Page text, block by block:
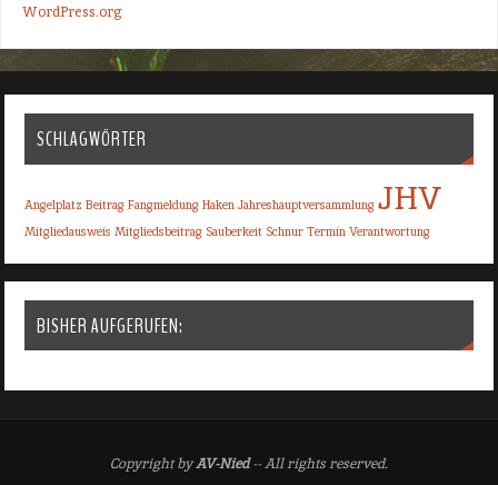
WordPress.org
SCHLAGWÖRTER
Angelplatz Beitrag Fangmeldung Haken Jahreshauptversammlung JHV
Mitgliedausweis Mitgliedsbeitrag Sauberkeit Schnur Termin Verantwortung
BISHER AUFGERUFEN:
Copyright byAV-Nied-- All rights reserved.